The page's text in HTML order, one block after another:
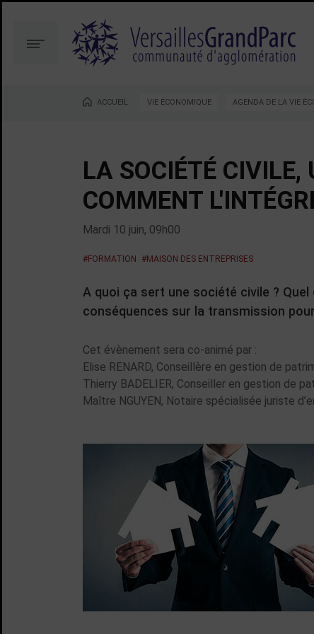
contenu
la
recherche
Menu
Vous êtes ici :
ACCUEIL VIE ÉCONOMIQUE AGENDA DE LA VIE
LA SOCIÉTÉ CIVILE,
COMMENT
Mardi 10 juin, 09h00
#FORMATION #MAISON DES ENTREPRISES
A quoi ça sert une société civile ?
conséquences sur la transmission
Cet évènement sera co-animé par :
Elise RENARD, Conseillère en gestion de
Thierry BADELIER, Conseiller en gestion de
Maître NGUYEN, Notaire spécialisée juriste